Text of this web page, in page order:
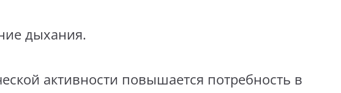
дыхания.
активности повышается потребность в